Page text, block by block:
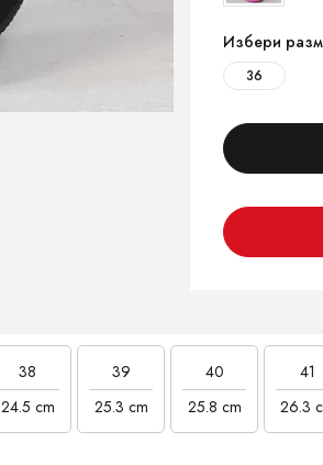
Избери
36
38
24.5 cm
39
25.3 cm
40
25.8 cm
41
26.3